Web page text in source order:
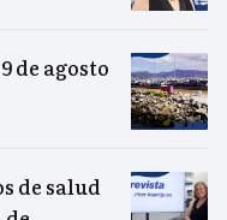
de agosto
de salud